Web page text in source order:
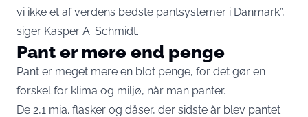
vi ikke et af verdens bedste pantsystemer i Danmark”,
siger Kasper A. Schmidt.
Pant er mere end penge
Pant er meget mere en blot penge, for det gør en
forskel for klima og miljø, når man panter.
De 2,1 mia. flasker og dåser, der sidste år blev pantet